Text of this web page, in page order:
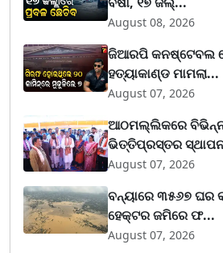
August 08, 2026
ଜିଆରପି କନଷ୍ଟେବଲ
ହତ୍ୟାକାଣ୍ଡ ମାମଲା...
August 07, 2026
ଆଠମଲ୍ଲିକରେ
ଭିତ୍ତିପ୍ରସ୍ତର
August 07, 2026
ବନ୍ୟାରେ ୩୫୬୭ ଘର
ହେକ୍ଟର ଜମିରେ ଫ...
August 07, 2026